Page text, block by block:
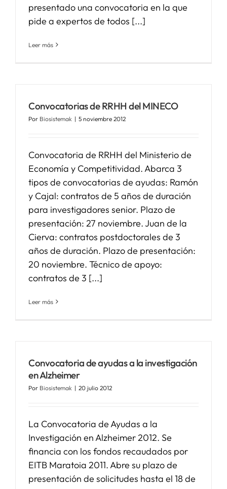
presentado una convocatoria en la que
pide a expertos de todos [...]
Leer más
Convocatorias de RRHH del MINECO
Por Biosistemak | 5 noviembre 2012
Convocatoria de RRHH del Ministerio de
Economía y Competitividad. Abarca 3
tipos de convocatorias de ayudas: Ramón
y Cajal: contratos de 5 años de duración
para investigadores senior. Plazo de
presentación: 27 noviembre. Juan de la
Cierva: contratos postdoctorales de 3
años de duración. Plazo de presentación:
20 noviembre. Técnico de apoyo:
contratos de 3 [...]
Leer más
Convocatoria de ayudas a la investigación
en Alzheimer
Por Biosistemak | 20 julio 2012
La Convocatoria de Ayudas a la
Investigación en Alzheimer 2012. Se
financia con los fondos recaudados por
EITB Maratoia 2011. Abre su plazo de
presentación de solicitudes hasta el 18 de